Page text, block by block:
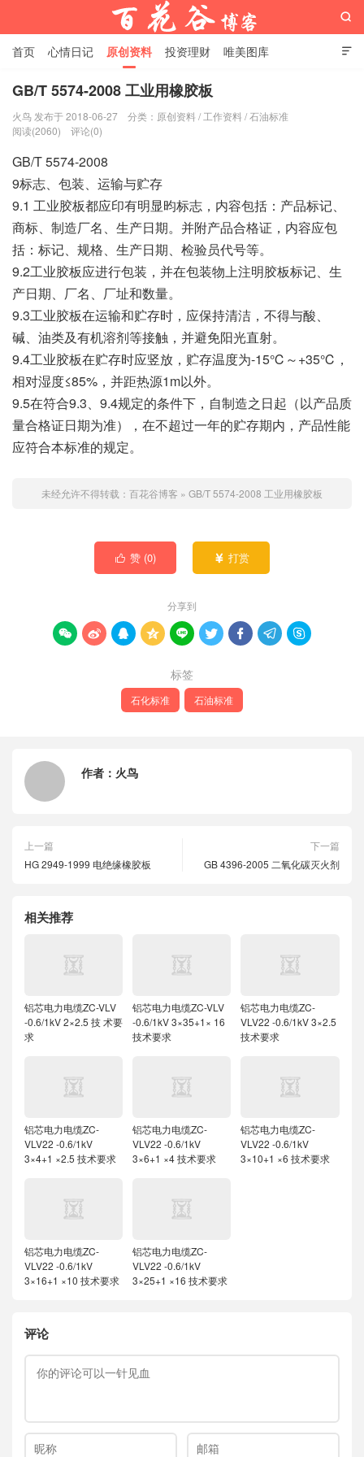

首页 心情日记 原创资料 投资理财 唯美图库
影音视频 工作照片 Python代码

GB/T 5574-2008 工业用橡胶板
火鸟 发布于 2018-06-27 分类： 原创资料 / 工作资料 /石油标准
阅读(2060)
评论(0)
GB/T 5574-2008
9标志、包装、运输与贮存
9.1 工业胶板都应印有明显昀标志，内容包括：产品标记、
商标、制造厂名、生产日期。并附产品合格证，内容应包
括：标记、规格、生产日期、检验员代号等。
9.2工业胶板应进行包装，并在包装物上注明胶板标记、生
产日期、厂名、厂址和数量。
9.3工业胶板在运输和贮存时，应保持清洁，不得与酸、
碱、油类及有机溶剂等接触，并避免阳光直射。
9.4工业胶板在贮存时应竖放，贮存温度为-15℃～+35℃，
相对湿度≤85%，并距热源1m以外。
9.5在符合9.3、9.4规定的条件下，自制造之日起（以产品质
量合格证日期为准），在不超过一年的贮存期内，产品性能
应符合本标准的规定。
未经允许不得转载： 百花谷博客 » GB/T 5574-2008 工业用橡胶板
 赞 (0)  打赏
分享到
        
标签
石化标准 石油标准
作者： 火鸟
上一篇
HG 2949-1999 电绝缘橡胶板
下一篇
GB 4396-2005 二氧化碳灭火剂
相关推荐
铝芯电力电缆ZC-VLV
-0.6/1kV 2×2.5 技 术要
求
铝芯电力电缆ZC-VLV
-0.6/1kV 3×35+1× 16
技术要求
铝芯电力电缆ZC-
VLV22 -0.6/1kV 3×2.5
技术要求
铝芯电力电缆ZC-
VLV22 -0.6/1kV
3×4+1 ×2.5 技术要求
铝芯电力电缆ZC-
VLV22 -0.6/1kV
3×6+1 ×4 技术要求
铝芯电力电缆ZC-
VLV22 -0.6/1kV
3×10+1 ×6 技术要求
铝芯电力电缆ZC-
VLV22 -0.6/1kV
3×16+1 ×10 技术要求
铝芯电力电缆ZC-
VLV22 -0.6/1kV
3×25+1 ×16 技术要求
评论